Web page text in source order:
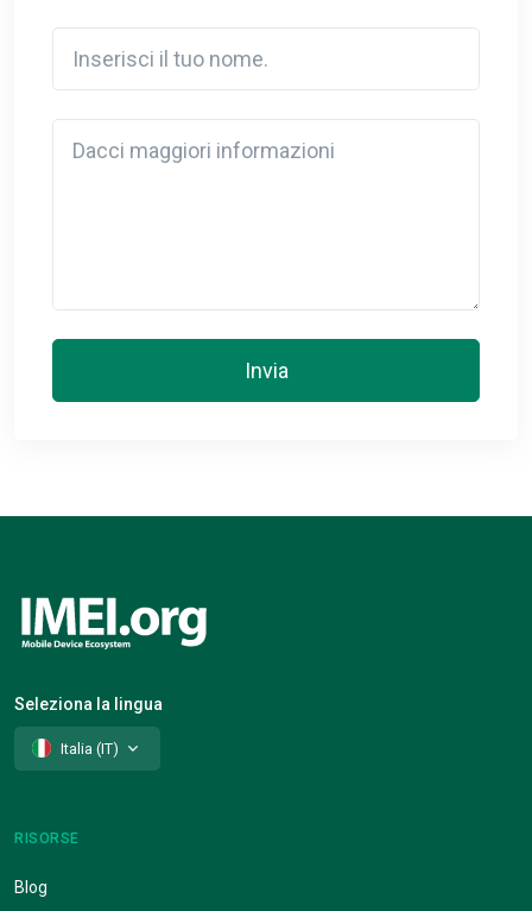
Invia
Seleziona la lingua
Italia (IT)
RISORSE
Blog